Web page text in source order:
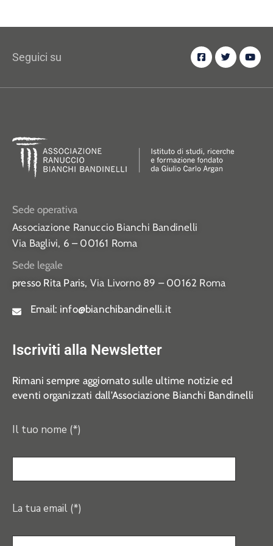
Seguici su
Sede operativa
Associazione Ranuccio Bianchi Bandinelli
Via Baglivi, 6 – 00161 Roma
Sede legale
presso Rita Paris, Via Livorno 89 – 00162 Roma
Email: info@bianchibandinelli.it
Iscriviti alla Newsletter
Rimani sempre aggiornato sulle ultime notizie ed
eventi organizzati dall’Associazione Bianchi Bandinelli
Il tuo nome (*)
La tua email (*)